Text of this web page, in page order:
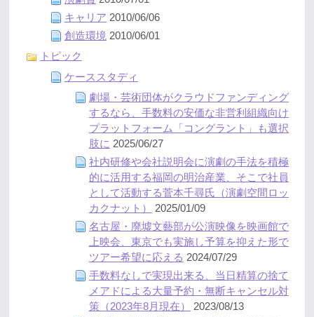
キャリア 2010/06/06
創造環境 2010/06/01
トピック
ケーススタディ
劇場・芸術団体がクラウドファンディング
するなら、手数料の安価な非営利組織向け
プラットフォーム「コングラント」も選択
肢に 2025/06/27
社内研修や会社説明会に演劇の手法を積極
的に活用する福岡の明治産業、そこで社員
として活動する菅本千尋氏（演劇空間ロッ
カクナット）
2025/01/09
名古屋・廃墟文藝部が公演映像を映画館で
上映会、東京でも実施し予算を抑えた形で
ツアー希望に応える 2024/07/29
手数料なしで実現出来る、当日精算の捨て
メアドによる大量予約・無断キャンセル対
策（2023年8月現在）
2023/08/13